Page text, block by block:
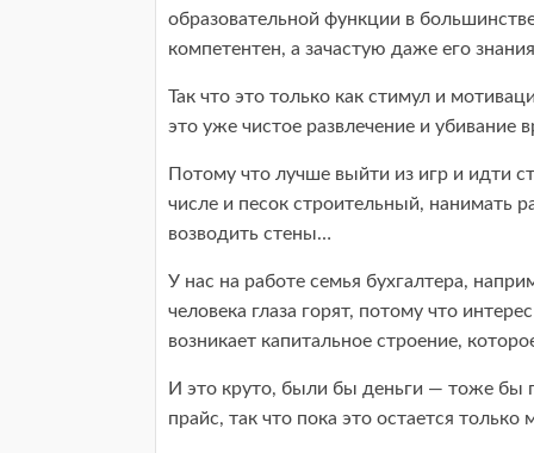
образовательной функции в
компетентен, а зачастую даже его
Так что это только как стимул и
это уже чистое развлечение и убивание
Потому что лучше выйти из игр и идти
числе и песок строительный, нанимать
возводить стены…
У нас на работе семья бухгалтера,
человека глаза горят, потому что
возникает капитальное строение,
И это круто, были бы деньги — тоже бы
прайс, так что пока это остается только